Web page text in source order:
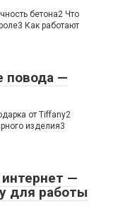
бетона2 Что
Как работают
повода —
от Tiffany2
изделия3
—
для работы